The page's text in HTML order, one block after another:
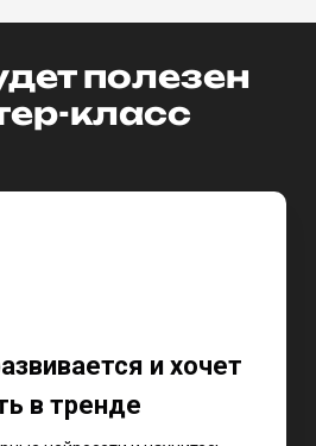
полезен
класс
и хочет
в тренде